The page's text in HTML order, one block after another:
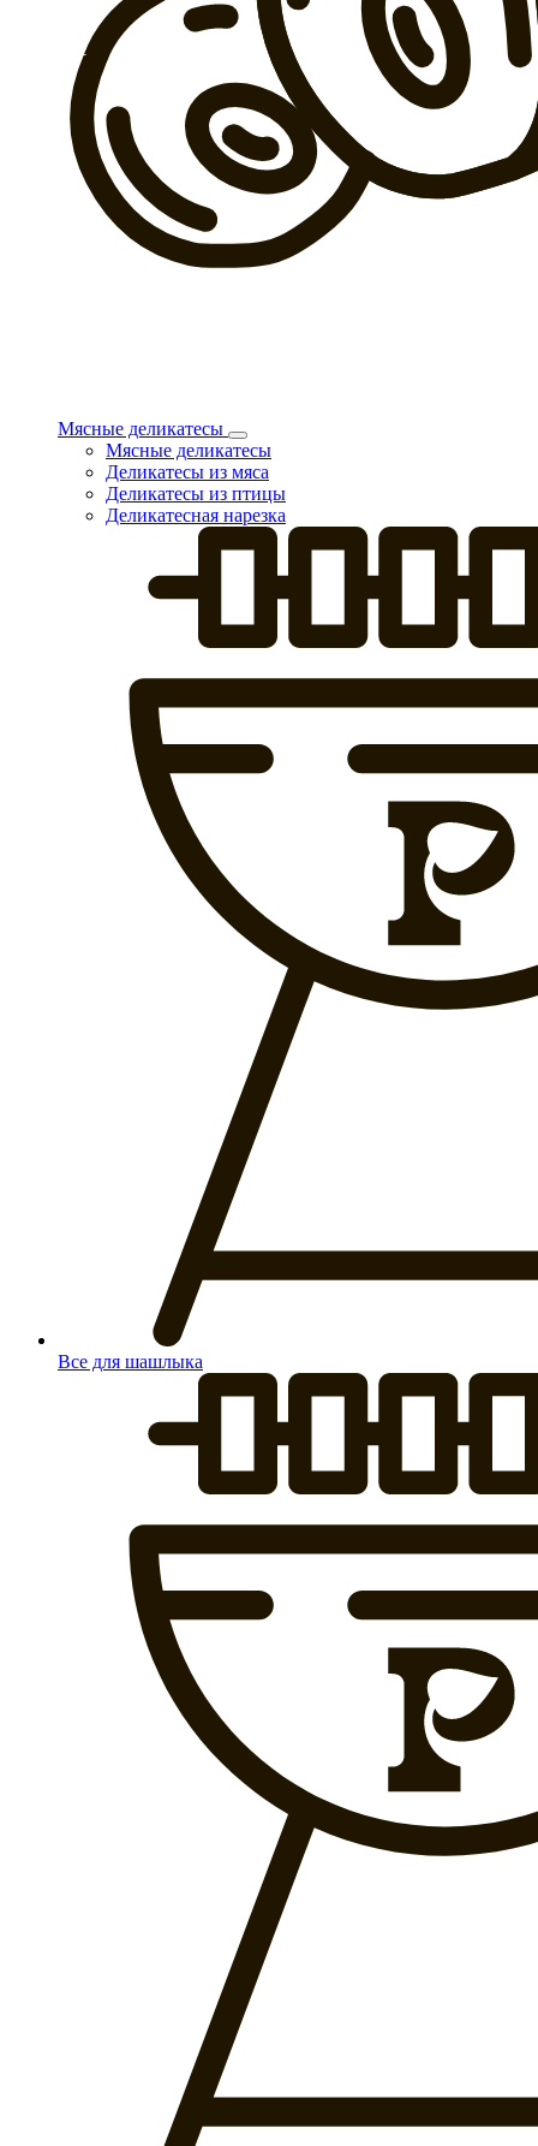
Мясные деликатесы
Мясные деликатесы
Деликатесы из мяса
Деликатесы из птицы
Деликатесная нарезка
Все для шашлыка